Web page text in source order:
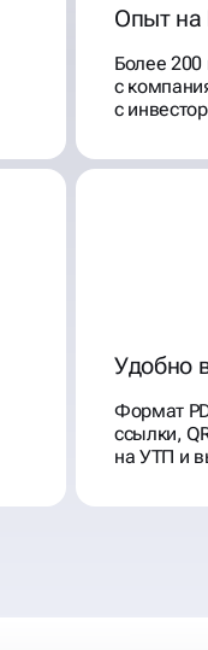
Опыт на
Более 200
с
с
Удобно
Формат
ссылки,
на УТП и